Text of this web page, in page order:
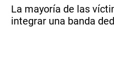
La mayoría de las
integrar una banda